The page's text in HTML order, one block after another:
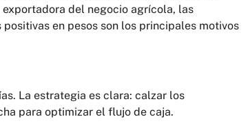
del negocio agrícola, las
en pesos son los principales motivos
La estrategia es clara: calzar los
para optimizar el flujo de caja.